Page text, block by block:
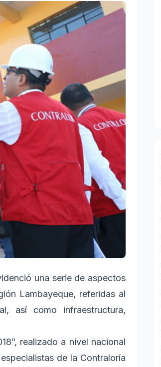
una serie de aspectos
Lambayeque, referidas al
así como infraestructura,
realizado a nivel nacional
de la Contraloría